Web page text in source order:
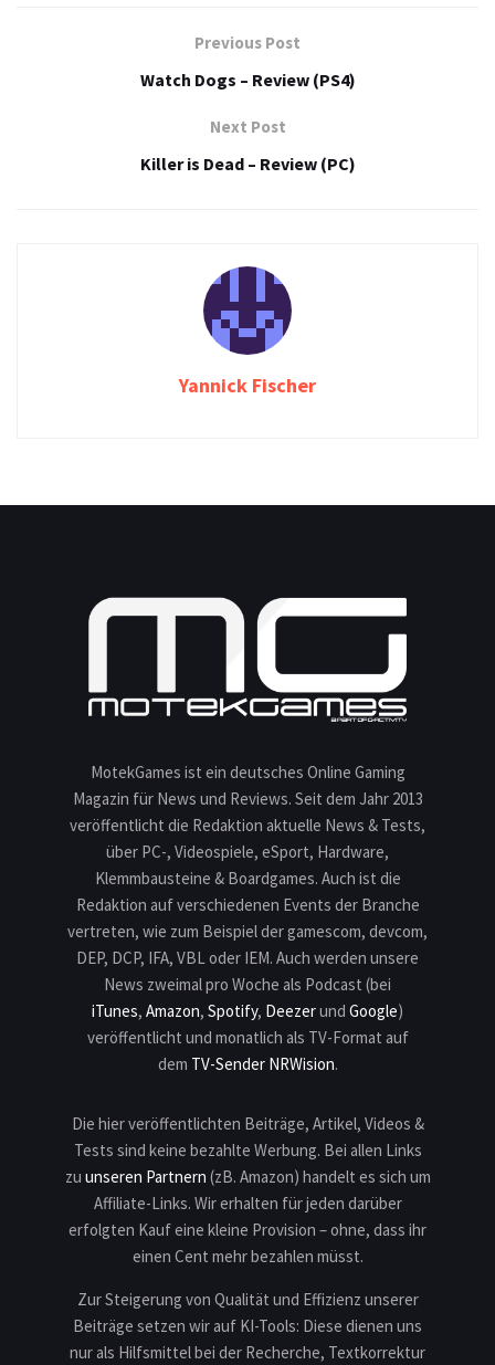
Previous Post
Watch Dogs – Review (PS4)
Next Post
Killer is Dead – Review (PC)
Yannick Fischer
MotekGames ist ein deutsches Online Gaming
Magazin für News und Reviews. Seit dem Jahr 2013
veröffentlicht die Redaktion aktuelle News & Tests,
über PC-, Videospiele, eSport, Hardware,
Klemmbausteine & Boardgames. Auch ist die
Redaktion auf verschiedenen Events der Branche
vertreten, wie zum Beispiel der gamescom, devcom,
DEP, DCP, IFA, VBL oder IEM. Auch werden unsere
News zweimal pro Woche als Podcast (bei
iTunes, Amazon, Spotify, Deezerund Google)
veröffentlicht und monatlich als TV-Format auf
dem TV-Sender NRWision.
Die hier veröffentlichten Beiträge, Artikel, Videos &
Tests sind keine bezahlte Werbung. Bei allen Links
zu unseren Partnern (zB. Amazon) handelt es sich um
Affiliate-Links. Wir erhalten für jeden darüber
erfolgten Kauf eine kleine Provision – ohne, dass ihr
einen Cent mehr bezahlen müsst.
Zur Steigerung von Qualität und Effizienz unserer
Beiträge setzen wir auf KI-Tools: Diese dienen uns
nur als Hilfsmittel bei der Recherche, Textkorrektur